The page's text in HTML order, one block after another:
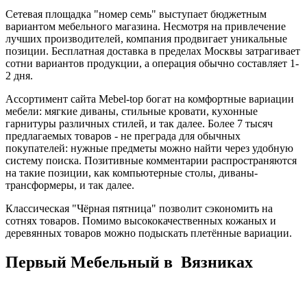
Сетевая площадка "номер семь" выступает бюджетным
вариантом мебельного магазина. Несмотря на привлечение
лучших производителей, компания продвигает уникальные
позиции. Бесплатная доставка в пределах Москвы затрагивает
сотни вариантов продукции, а операция обычно составляет 1-
2 дня.
Ассортимент сайта Mebel-top богат на комфортные вариации
мебели: мягкие диваны, стильные кровати, кухонные
гарнитуры различных стилей, и так далее. Более 7 тысяч
предлагаемых товаров - не преграда для обычных
покупателей: нужные предметы можно найти через удобную
систему поиска. Позитивные комментарии распространяются
на такие позиции, как компьютерные столы, диваны-
трансформеры, и так далее.
Классическая "Чёрная пятница" позволит сэкономить на
сотнях товаров. Помимо высококачественных кожаных и
деревянных товаров можно подыскать плетённые вариации.
Первый Мебельный в Вязниках